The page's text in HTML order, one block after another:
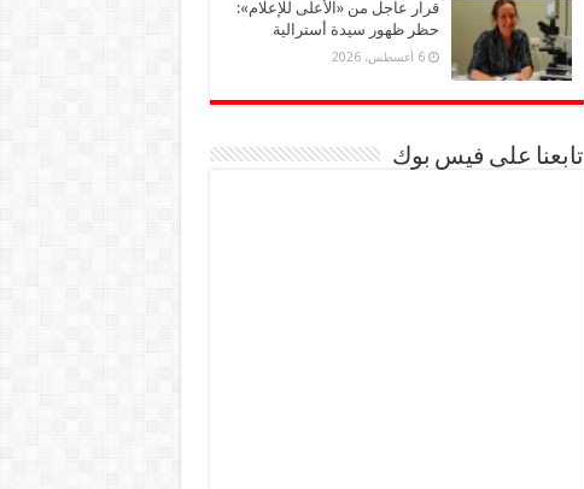
قرار عاجل من «الأعلى للإعلام»:
حظر ظهور سيدة أسترالية
6 أغسطس، 2026
تابعنا على فيس بوك